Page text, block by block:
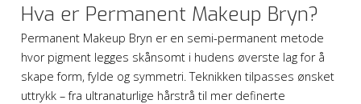
Hva er Permanent Makeup Bryn?
Permanent Makeup Bryn er en semi-permanent metode
hvor pigment legges skånsomt i hudens øverste lag for å
skape form, fylde og symmetri. Teknikken tilpasses ønsket
uttrykk – fra ultranaturlige hårstrå til mer definerte